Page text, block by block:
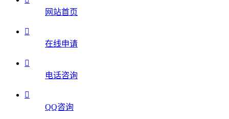
网站首页

在线申请

电话咨询

QQ咨询